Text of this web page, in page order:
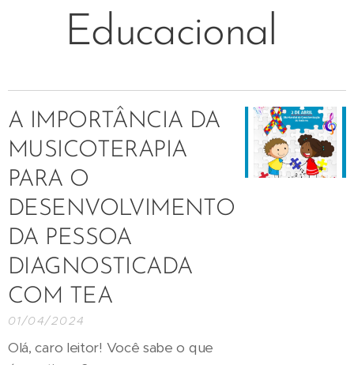
Educacional
A IMPORTÂNCIA DA
MUSICOTERAPIA
PARA O
DESENVOLVIMENTO
DA PESSOA
DIAGNOSTICADA
COM TEA
01/04/2024
Olá, caro leitor! Você sabe o que